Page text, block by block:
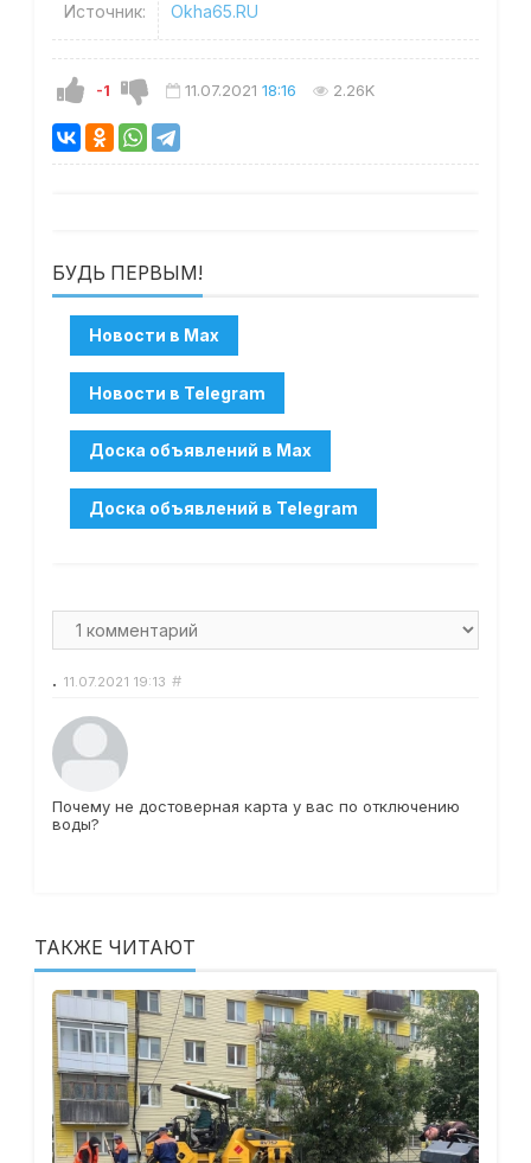
Источник: Okha65.RU
-1 11.07.2021 18:16 2.26K
БУДЬ ПЕРВЫМ!
. 11.07.2021 19:13 #
Почему не достоверная карта у вас по отключению
воды?
ТАКЖЕ ЧИТАЮТ